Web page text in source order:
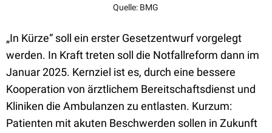
Quelle: BMG
„In Kürze“ soll ein erster Gesetzentwurf vorgelegt
werden. In Kraft treten soll die Notfallreform dann im
Januar 2025. Kernziel ist es, durch eine bessere
Kooperation von ärztlichem Bereitschaftsdienst und
Kliniken die Ambulanzen zu entlasten. Kurzum:
Patienten mit akuten Beschwerden sollen in Zukunft